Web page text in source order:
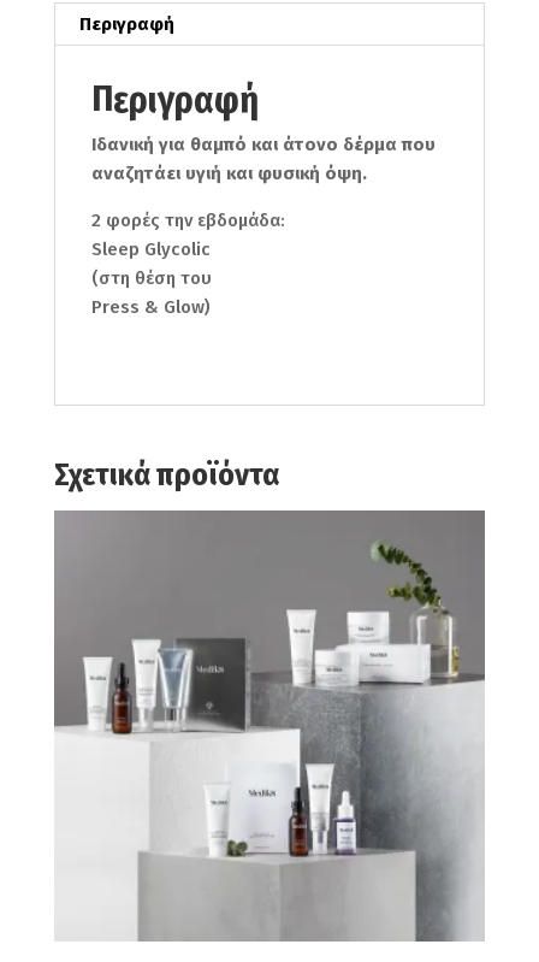
Περιγραφή
Περιγραφή
Ιδανική για θαμπό και άτονο δέρμα που
αναζητάει υγιή και φυσική όψη.
2 φορές την εβδομάδα:
Sleep Glycolic
(στη θέση του
Press & Glow)
Σχετικά προϊόντα